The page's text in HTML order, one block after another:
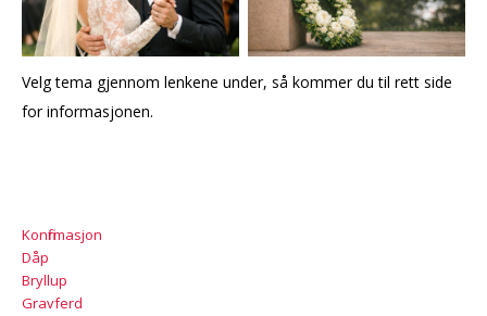
Velg tema gjennom lenkene under, så kommer du til rett side
for informasjonen.
Konfirmasjon
Dåp
Bryllup
Gravferd